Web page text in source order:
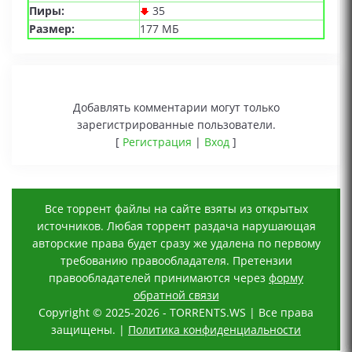
Пиры:
35
Размер:
177 МБ
Добавлять комментарии могут только
зарегистрированные пользователи.
[ Регистрация | Вход ]
Все торрент файлы на сайте взяты из открытых
источников. Любая торрент раздача нарушающая
авторские права будет сразу же удалена по первому
требованию правообладателя. Претензии
правообладателей принимаются через форму
обратной связи
Copyright © 2025-2026 - TORRENTS.WS | Все права
защищены. | Политика конфиденциальности